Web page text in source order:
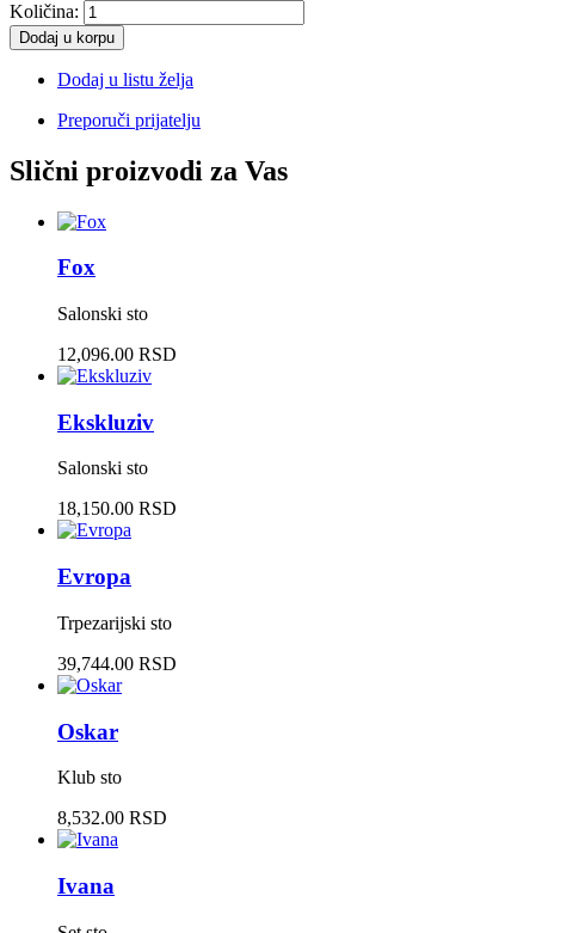
Količina:
Dodaj u korpu
Dodaj u listu želja
Preporuči prijatelju
Slični proizvodi za Vas
Fox
Salonski sto
12,096.00 RSD
Ekskluziv
Salonski sto
18,150.00 RSD
Evropa
Trpezarijski sto
39,744.00 RSD
Oskar
Klub sto
8,532.00 RSD
Ivana